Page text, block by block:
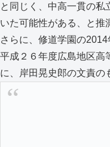
と同じく、中高一貫の私
いた可能性がある、と推
さらに、修道学園の
平成２６年度広島地区高
に、岸田晃史郎の文責の